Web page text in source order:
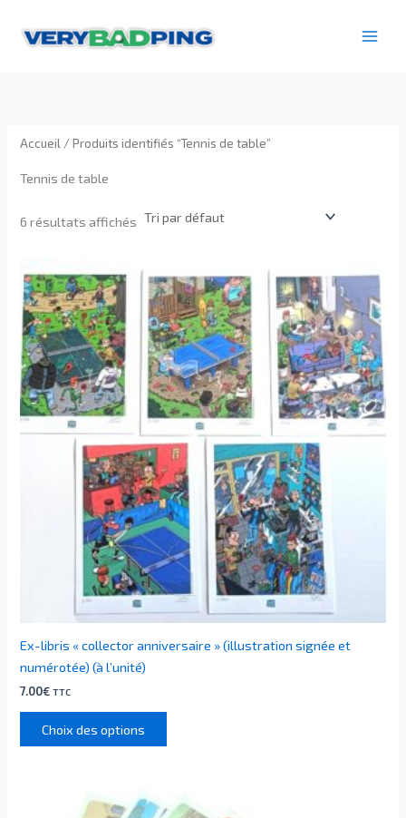
Accueil / Produits identifiés “Tennis de table”
Tennis de table
6 résultats affichés
Ex-libris « collector anniversaire » (illustration signée et
numérotée) (à l’unité)
7.00€ TTC
Choix des options
produit
a
plusieurs
variations.
Les
options
peuvent
être
choisies
sur
la
page
du
produit